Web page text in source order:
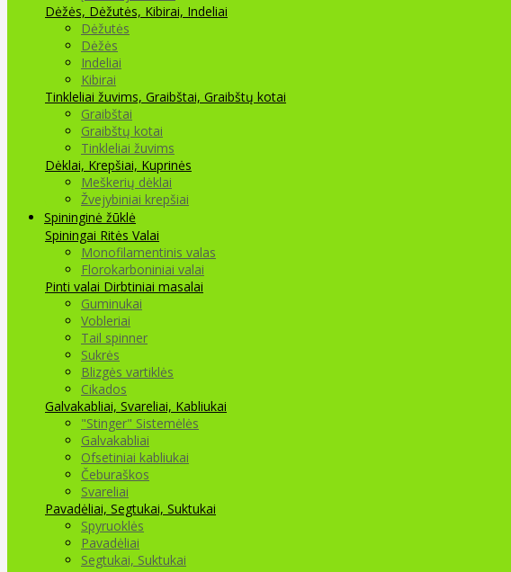
Dėžės, Dėžutės, Kibirai, Indeliai
Dėžutės
Dėžės
Indeliai
Kibirai
Tinkleliai žuvims, Graibštai, Graibštų kotai
Graibštai
Graibštų kotai
Tinkleliai žuvims
Dėklai, Krepšiai, Kuprinės
Meškerių dėklai
Žvejybiniai krepšiai
Spininginė žūklė
Spiningai Ritės Valai
Monofilamentinis valas
Florokarboniniai valai
Pinti valai Dirbtiniai masalai
Guminukai
Vobleriai
Tail spinner
Sukrės
Blizgės vartiklės
Cikados
Galvakabliai, Svareliai, Kabliukai
"Stinger" Sistemėlės
Galvakabliai
Ofsetiniai kabliukai
Čeburaškos
Svareliai
Pavadėliai, Segtukai, Suktukai
Spyruoklės
Pavadėliai
Segtukai, Suktukai